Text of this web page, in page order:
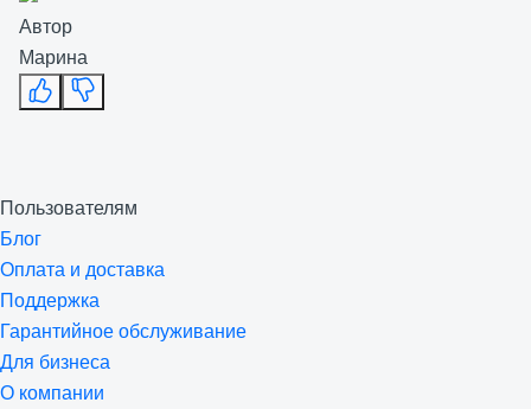
Автор
Марина
Пользователям
Блог
Оплата и доставка
Поддержка
Гарантийное обслуживание
Для бизнеса
О компании